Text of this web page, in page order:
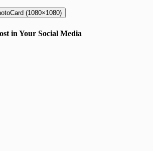
(1080×1080)
in Your Social Media